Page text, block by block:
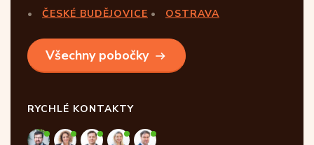
ČESKÉ BUDĚJOVICE
OSTRAVA
Všechny pobočky
RYCHLÉ KONTAKTY